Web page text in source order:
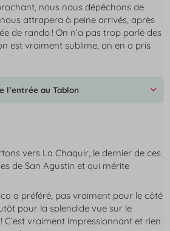
nous nous dépêchons de
attrapera à peine arrivés, après
de rando ! On n’a pas trop parlé des
est vraiment sublime, on en a pris
l’entrée au Tablon
vers La Chaquir, le dernier de ces
de San Agustín et qui mérite
a préféré, pas vraiment pour le côté
pour la splendide vue sur le
vraiment impressionnant et rien